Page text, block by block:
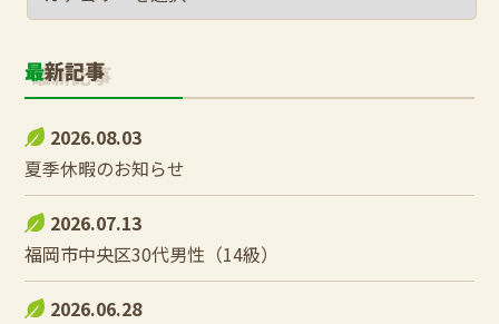
最新記事
2026.08.03
夏季休暇のお知らせ
2026.07.13
福岡市中央区30代男性（14級）
2026.06.28